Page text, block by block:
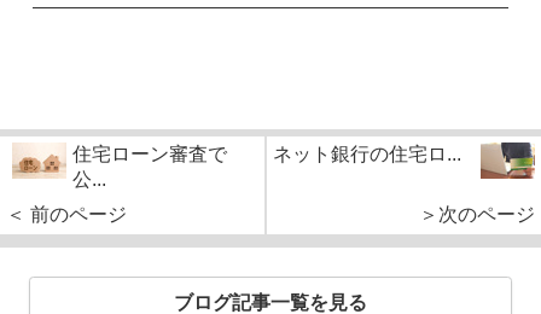
住宅ローン審査で
公...
＜ 前のページ
ネット銀行の住宅ロ...
＞次のページ
ブログ記事一覧を見る